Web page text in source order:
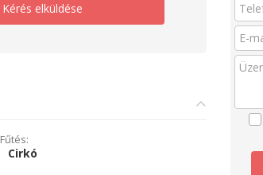
Kérés elküldése
Fűtés:
Cirkó